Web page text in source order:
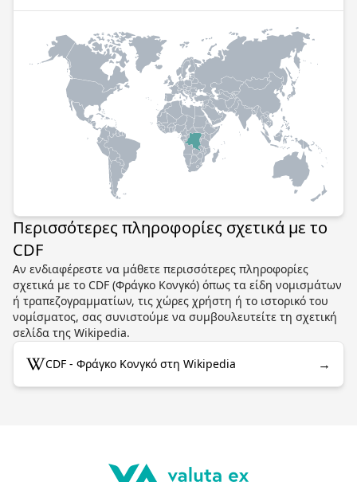
Περισσότερες πληροφορίες σχετικά με το
CDF
Αν ενδιαφέρεστε να μάθετε περισσότερες πληροφορίες
σχετικά με το CDF (Φράγκο Κονγκό) όπως τα είδη νομισμάτων
ή τραπεζογραμματίων, τις χώρες χρήστη ή το ιστορικό του
νομίσματος, σας συνιστούμε να συμβουλευτείτε τη σχετική
σελίδα της Wikipedia.
CDF - Φράγκο Κονγκό στη Wikipedia →